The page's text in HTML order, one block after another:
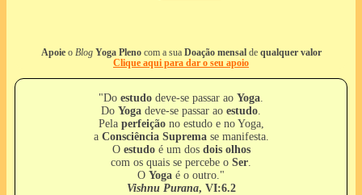
Apoieo Blog Yoga Plenocom a sua Doação mensalde qualquer valor
Clique aqui para dar o seu apoio
"Do estudo deve-se passar ao Yoga
Do Yoga deve-se passar ao estudo
Pela perfeiçãono estudo e no Yoga,
a Consciência Supremase manifesta.
O estudoé um dos dois olhos
com os quais se percebe o Ser
O Yoga é o outro."
Vishnu Purana, VI:6.2